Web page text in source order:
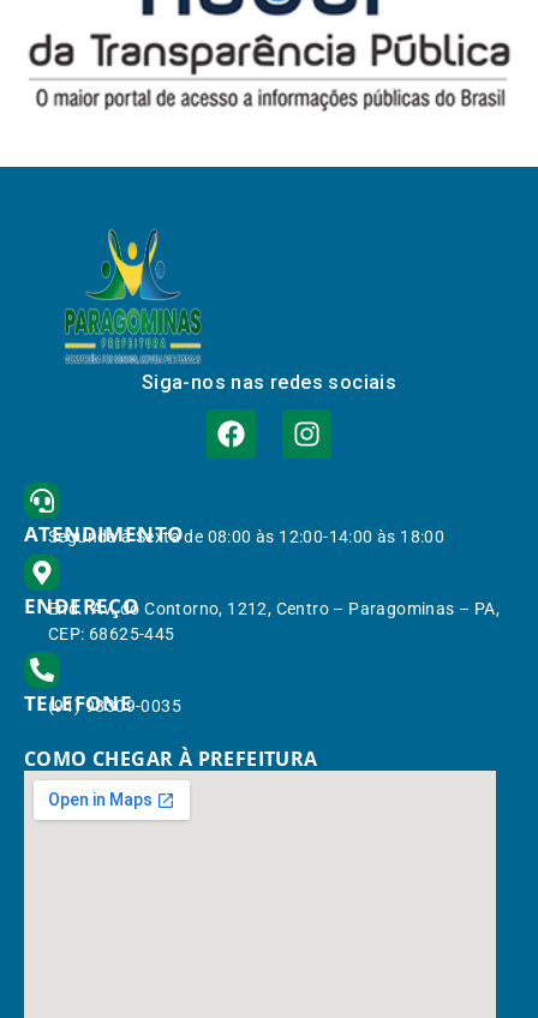
Siga-nos nas redes sociais
ATENDIMENTO
Segunda à Sexta de 08:00 às 12:00-14:00 às 18:00
ENDEREÇO
End.: Av. do Contorno, 1212, Centro – Paragominas – PA,
CEP: 68625-445
TELEFONE
(91) 98309-0035
COMO CHEGAR À PREFEITURA